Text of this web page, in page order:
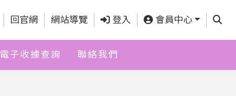
回官網 網站導覽 登入 會員中心 查詢
電子收據查詢 聯絡我們